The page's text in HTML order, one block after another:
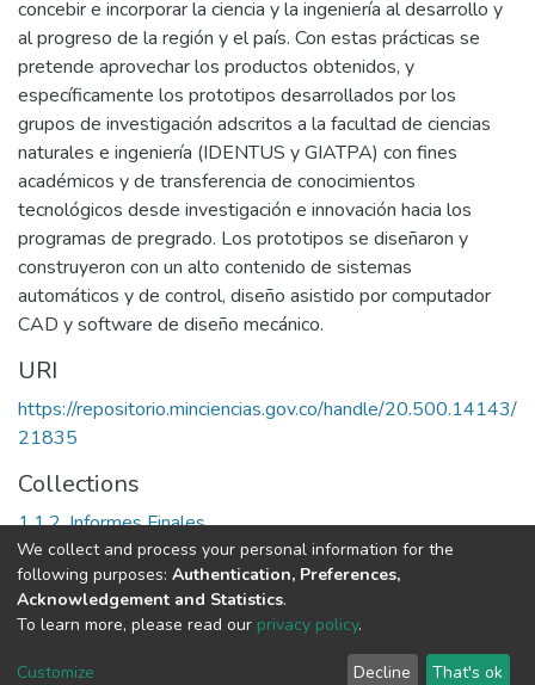
concebir e incorporar la ciencia y la ingeniería al desarrollo y
al progreso de la región y el país. Con estas prácticas se
pretende aprovechar los productos obtenidos, y
específicamente los prototipos desarrollados por los
grupos de investigación adscritos a la facultad de ciencias
naturales e ingeniería (IDENTUS y GIATPA) con fines
académicos y de transferencia de conocimientos
tecnológicos desde investigación e innovación hacia los
programas de pregrado. Los prototipos se diseñaron y
construyeron con un alto contenido de sistemas
automáticos y de control, diseño asistido por computador
CAD y software de diseño mecánico.
URI
https://repositorio.minciencias.gov.co/handle/20.500.14143/
21835
Collections
1.1.2. Informes Finales
Full item page
DSpace software copyright © 2002-2026
Cookie
End User
Send
We collect and process your personal information for the
following purposes: Authentication, Preferences,
Acknowledgement and Statistics.
To learn more, please read our privacy policy.
Customize Decline That's ok